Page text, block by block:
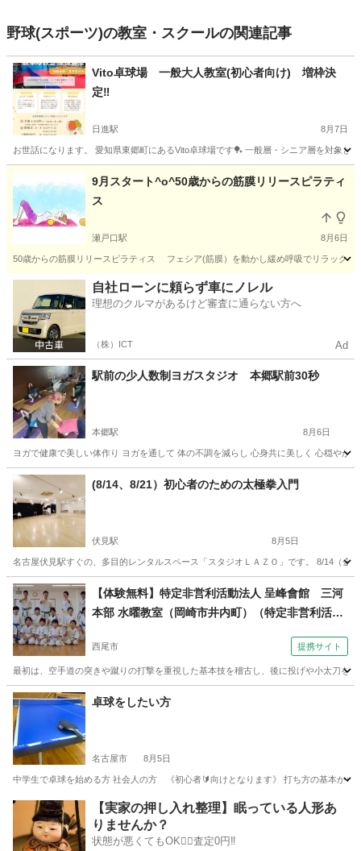
野球(スポーツ)の教室・スクールの関連記事
Vito卓球場 一般大人教室(初心者向け) 増枠決
定‼
日進駅 8月7日
お世話になります。 愛知県東郷町にあるVito卓球場です🏓 一般層・シニア層を対象
愛知 愛知郡 日進駅 スポーツ 初心者
9月スタート^o^50歳からの筋膜リリースピラティ
ス
瀬戸口駅 8月6日
50歳からの筋膜リリースピラティス フェシア(筋膜）を動かし緩め呼吸でリラックス
瀬戸口駅 その他 ビューティー
自社ローンに頼らず車にノレル
理想のクルマがあるけど審査に通らない方へ
（株）ICT Ad
駅前の少人数制ヨガスタジオ 本郷駅前30秒
本郷駅 8月6日
ヨガで健康で美しい体作り ヨガを通して 体の不調を減らし 心身共に美しく 心穏やか
愛知 名古屋市 ヨガ 手ぶら
(8/14、8/21）初心者のための太極拳入門
伏見駅 8月5日
名古屋伏見駅すぐの、多目的レンタルスペース「スタジオＬＡＺＯ」です。 8/14（
愛知 名古屋市 伏見駅 太極拳 スタジオ
【体験無料】特定非営利活動法人 呈峰會館 三河
本部 水曜教室（岡崎市井内町）（特定非営利活動
０時～）
西尾市 提携サイト
最初は、空手道の突きや蹴りの打撃を重視した基本技を稽古し、後に投げや小太刀を
愛知 西尾市 空手/他格闘技
卓球をしたい方
名古屋市 8月5日
中学生で卓球を始める方 社会人の方 《初心者🔰向けとなります》 打ち方の基本から
愛知 名古屋市 卓球 社会人
【実家の押し入れ整理】眠っている人形あ
りませんか？
状態が悪くてもOK🙆‍♀️査定0円‼️